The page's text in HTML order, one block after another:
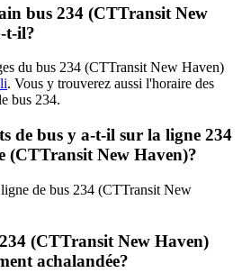
bus 234 (CTTransit New
t-il?
du bus 234 (CTTransit New Haven)
. Vous y trouverez aussi l'horaire des
bus 234.
de bus y a-t-il sur la ligne 234
(CTTransit New Haven)?
de bus 234 (CTTransit New
(CTTransit New Haven)
achalandée?